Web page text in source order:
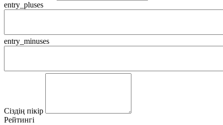
entry_pluses
entry_minuses
Сіздің пікір
Рейтингі